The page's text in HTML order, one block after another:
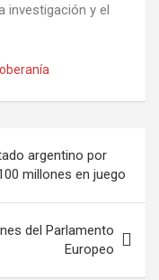
investigación y el
argentino por
millones en juego
del Parlamento
Europeo